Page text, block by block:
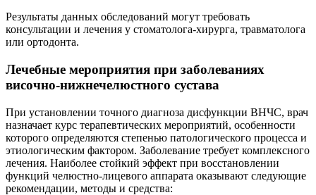
Результаты данных обследований могут требовать
консультации и лечения у стоматолога-хирурга, травматолога
или ортодонта.
Лечебные мероприятия при заболеваниях
височно-нижнечелюстного сустава
При установлении точного диагноза дисфункции ВНЧС, врач
назначает курс терапевтических мероприятий, особенности
которого определяются степенью патологического процесса и
этиологическим фактором. Заболевание требует комплексного
лечения. Наиболее стойкий эффект при восстановлении
функций челюстно-лицевого аппарата оказывают следующие
рекомендации, методы и средства: